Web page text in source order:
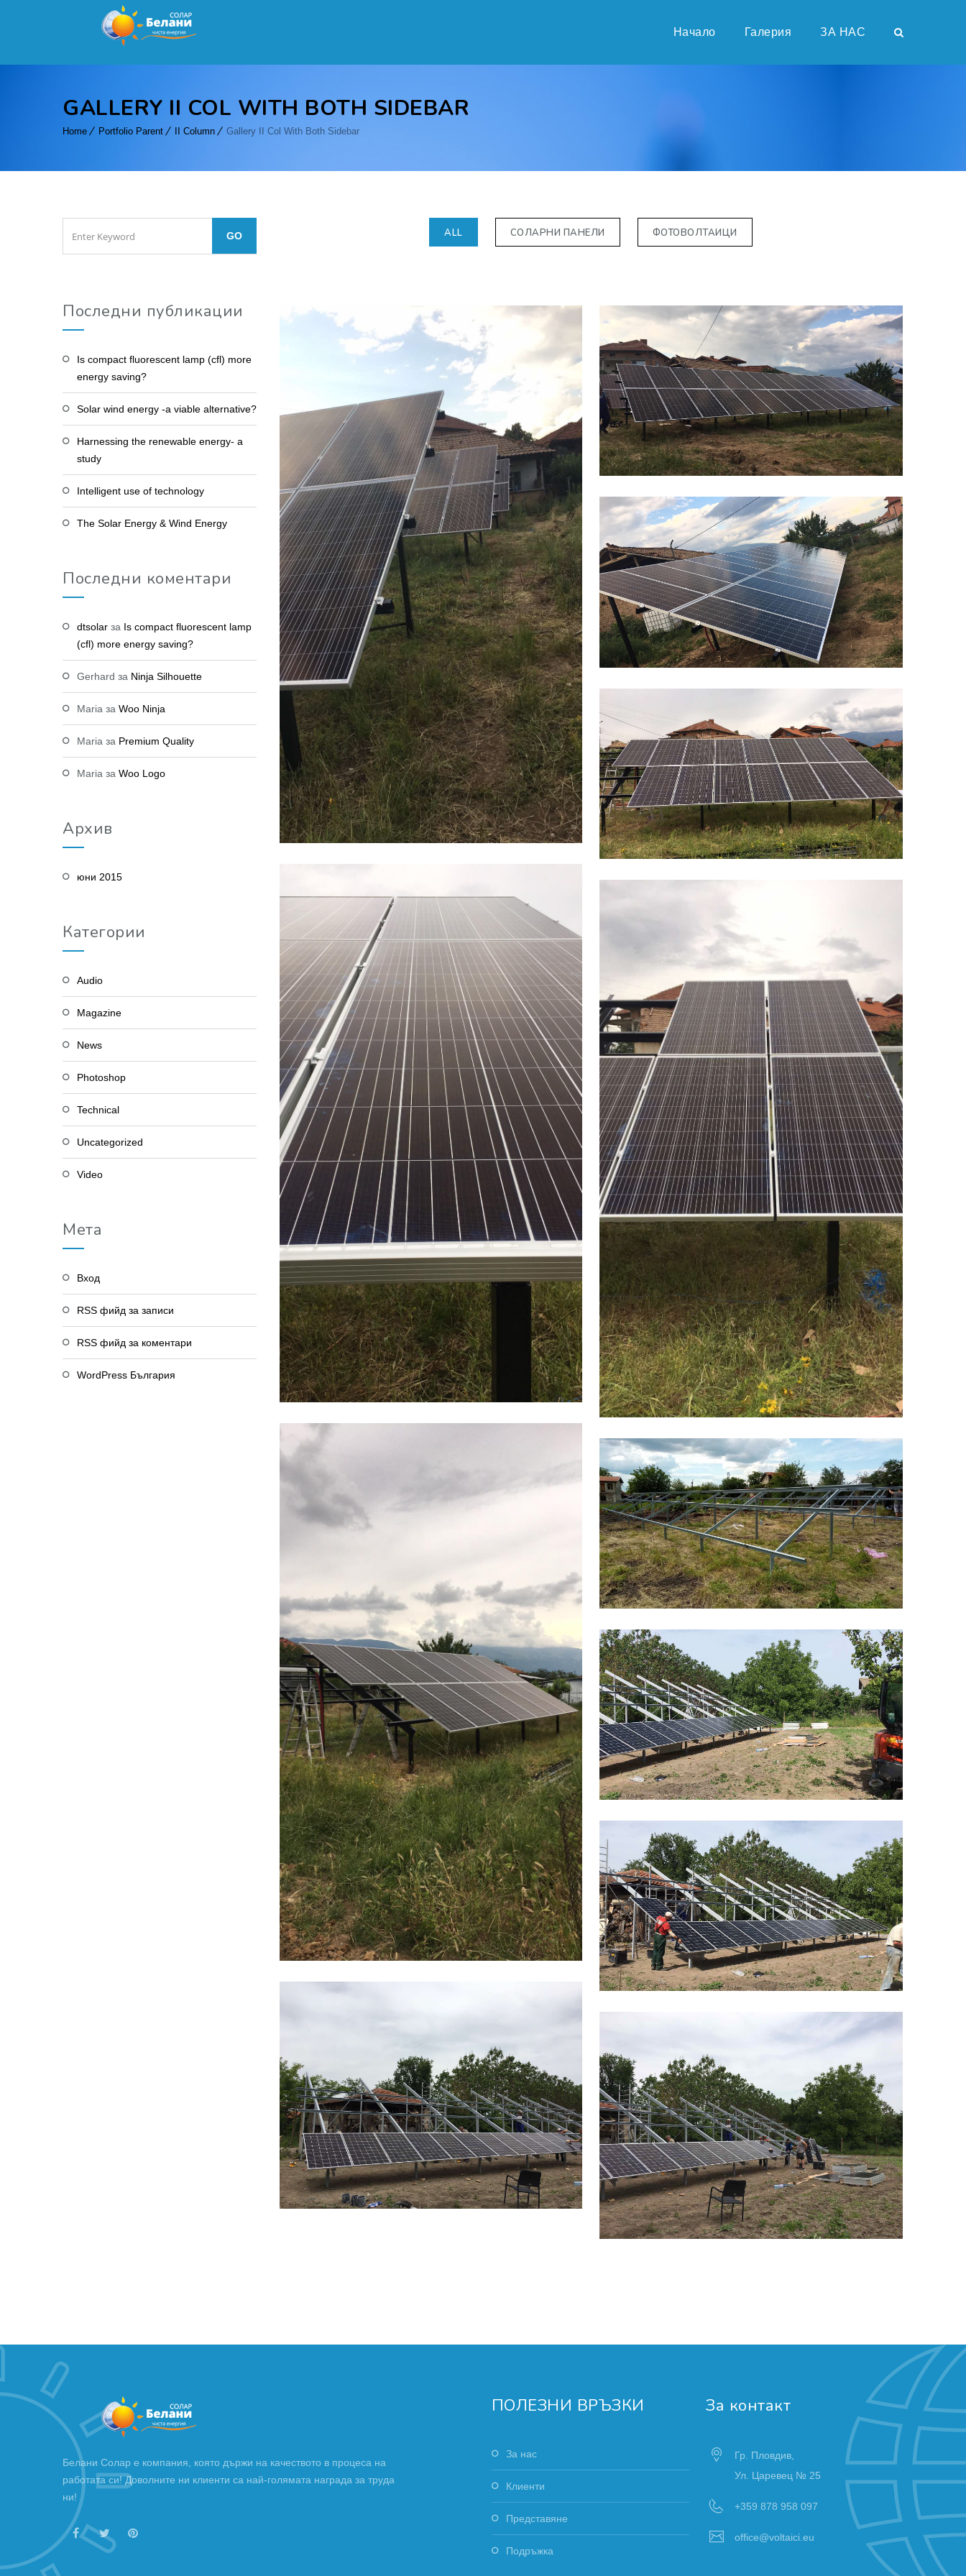
Начало Галерия ЗА НАС
GALLERY II COL WITH BOTH SIDEBAR
Home Portfolio Parent II Column Gallery II Col With Both Sidebar
Последни публикации
Is compact fluorescent lamp (cfl) more
energy saving?
Solar wind energy -a viable alternative?
Harnessing the renewable energy- a
study
Intelligent use of technology
The Solar Energy & Wind Energy
Последни коментари
dtsolar за Is compact fluorescent lamp
(cfl) more energy saving?
Gerhard за Ninja Silhouette
Maria за Woo Ninja
Maria за Premium Quality
Maria за Woo Logo
Архив
юни 2015
Категории
Audio
Magazine
News
Photoshop
Technical
Uncategorized
Video
Мета
Вход
RSS фийд за записи
RSS фийд за коментари
WordPress България
ALL СОЛАРНИ ПАНЕЛИ ФОТОВОЛТАИЦИ
Белани Солар е компания, която държи на качеството в процеса на
работата си! Доволните ни клиенти са най-голямата награда за труда
ни!
ПОЛЕЗНИ ВРЪЗКИ
За нас
Клиенти
Представяне
Подръжка
За контакт
Гр. Пловдив,
Ул. Царевец № 25
+359 878 958 097
office@voltaici.eu